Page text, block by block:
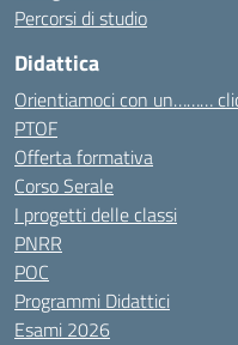
Percorsi di studio
Didattica
Orientiamoci con un………
PTOF
Offerta formativa
Corso Serale
I progetti delle classi
PNRR
POC
Programmi Didattici
Esami 2026